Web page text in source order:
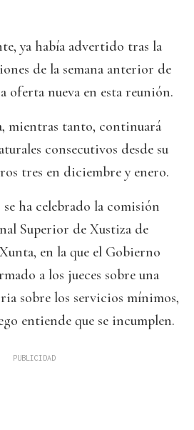
ya había advertido tras la
de la semana anterior de
oferta nueva en esta reunión.
mientras tanto, continuará
consecutivos desde su
tres en diciembre y enero.
ha celebrado la comisión
Superior de Xustiza de
en la que el Gobierno
a los jueces sobre una
sobre los servicios mínimos,
entiende que se incumplen.